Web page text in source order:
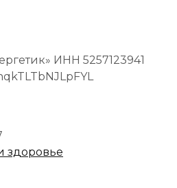
ИНН 5257123941
здоровье